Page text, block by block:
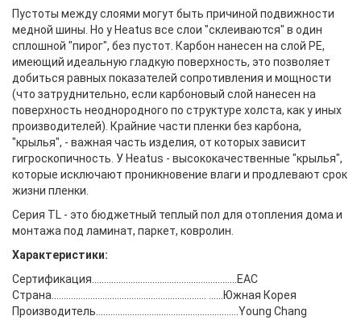
Пустоты между слоями могут быть причиной подвижности
медной шины. Но у Heatus все слои "склеиваются" в один
сплошной "пирог", без пустот. Карбон нанесен на слой PE,
имеющий идеальную гладкую поверхность, это позволяет
добиться равных показателей сопротивления и мощности
(что затруднительно, если карбоновый слой нанесен на
поверхность неоднородного по структуре холста, как у иных
производителей). Крайние части пленки без карбона,
"крылья", - важная часть изделия, от которых зависит
гигроскопичность. У Heatus - высококачественные "крылья",
которые исключают проникновение влаги и продлевают срок
жизни пленки.
Серия TL - это бюджетный теплый пол для отопления дома и
монтажа под ламинат, паркет, ковролин.
Характеристики:
Сертификация............................................................EAC
Страна................................................................ ......Южная Корея
Производитель...........................................................Young Chang